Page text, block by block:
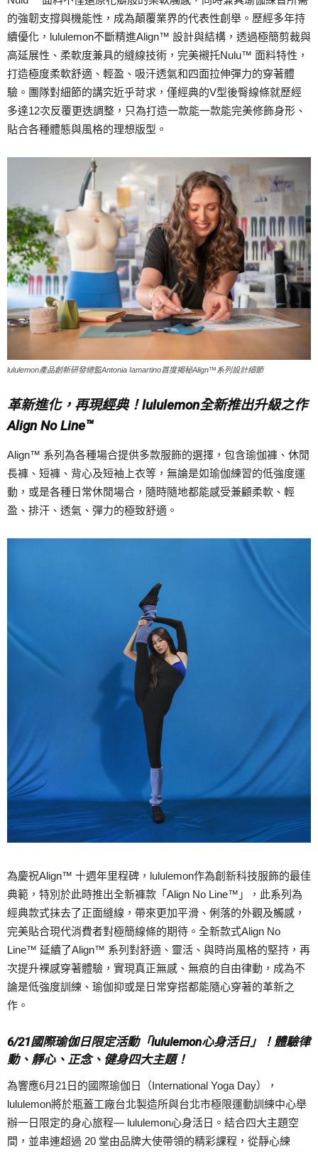
的強韌支撐與機能性，成為顛覆業界的代表性創舉。歷經多年持
續優化，lululemon不斷精進Align™ 設計與結構，透過極簡剪裁與
高延展性、柔軟度兼具的縫線技術，完美襯托Nulu™ 面料特性，
打造極度柔軟舒適、輕盈、吸汗透氣和四面拉伸彈力的穿著體
驗。團隊對細節的講究近乎苛求，僅經典的V型後臀線條就歷經
多達12次反覆更迭調整，只為打造一款能一款能完美修飾身形、
貼合各種體態與風格的理想版型。
lululemon產品創新研發總監Antonia Iamartino首度揭秘Align™系列設計細節
革新進化，再現經典！lululemon全新推出升級之作
Align No Line™
Align™ 系列為各種場合提供多款服飾的選擇，包含瑜伽褲、休閒
長褲、短褲、背心及短袖上衣等，無論是如瑜伽練習的低強度運
動，或是各種日常休閒場合，隨時隨地都能感受兼顧柔軟、輕
盈、排汗、透氣、彈力的極致舒適。
為慶祝Align™ 十週年里程碑，lululemon作為創新科技服飾的最佳
典範，特別於此時推出全新褲款「Align No Line™」，此系列為
經典款式抹去了正面縫線，帶來更加平滑、俐落的外觀及觸感，
完美貼合現代消費者對極簡線條的期待。全新款式Align No
Line™ 延續了Align™ 系列對舒適、靈活、與時尚風格的堅持，再
次提升裸感穿著體驗，實現真正無感、無痕的自由律動，成為不
論是低強度訓練、瑜伽抑或是日常穿搭都能隨心穿著的革新之
作。
6/21國際瑜伽日限定活動「lululemon心身活日」！體驗律
動、靜心、正念、健身四大主題！
為響應6月21日的國際瑜伽日（International Yoga Day），
lululemon將於瓶蓋工廠台北製造所與台北市極限運動訓練中心舉
辦一日限定的身心旅程— lululemon心身活日。結合四大主題空
間，並串連超過 20 堂由品牌大使帶領的精彩課程，從靜心練